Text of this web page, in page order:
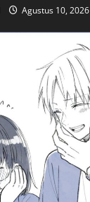
Agustus 10, 2026